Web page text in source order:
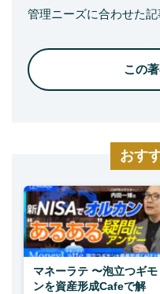
管理ニーズに合わせた記
この
おす
マネーラテ 〜泡立つギモ
ンを資産形成Cafeで解